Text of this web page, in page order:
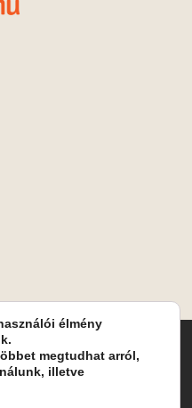
Kft. | Működési
Budapest, Kálvária tér 6. |
tér 14. | Titkárság:
élmény
megtudhat arról,
illetve